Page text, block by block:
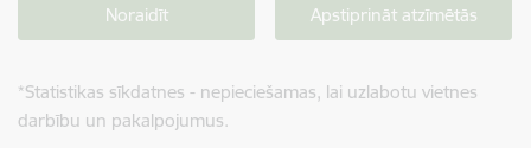
Noraidīt Apstiprināt atzīmētās
*Statistikas sīkdatnes - nepieciešamas, lai uzlabotu vietnes
darbību un pakalpojumus.